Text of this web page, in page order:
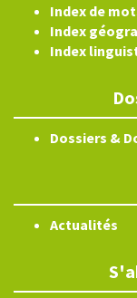
Index de
Index
Index
Dossiers &
Actualités